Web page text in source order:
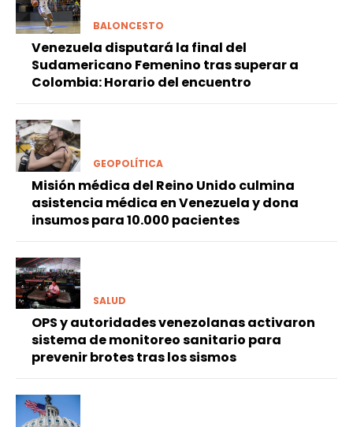
BALONCESTO
Venezuela disputará la final del
Sudamericano Femenino tras superar a
Colombia: Horario del encuentro
GEOPOLÍTICA
Misión médica del Reino Unido culmina
asistencia médica en Venezuela y dona
insumos para 10.000 pacientes
SALUD
OPS y autoridades venezolanas activaron
sistema de monitoreo sanitario para
prevenir brotes tras los sismos